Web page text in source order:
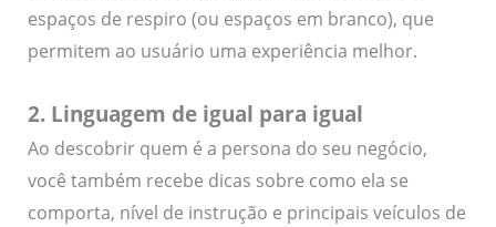
espaços de respiro (ou espaços em branco), que
permitem ao usuário uma experiência melhor.
2. Linguagem de igual para igual
Ao descobrir quem é a persona do seu negócio,
você também recebe dicas sobre como ela se
comporta, nível de instrução e principais veículos de